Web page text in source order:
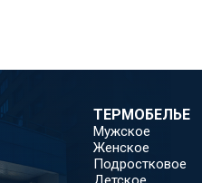
ТЕРМОБЕЛЬЕ
Мужское
Женское
Подростковое